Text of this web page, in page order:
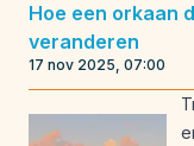
Hoe een orkaan
veranderen
17 nov 2025, 07:00